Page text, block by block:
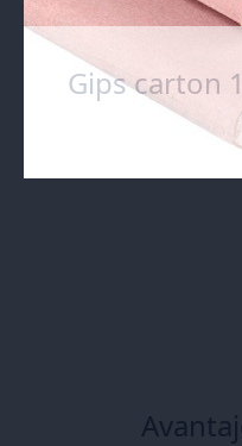
Gips carton